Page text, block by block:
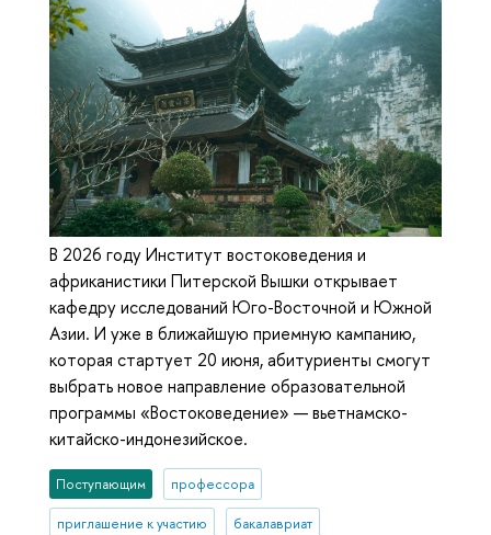
В 2026 году Институт востоковедения и
африканистики Питерской Вышки открывает
кафедру исследований Юго-Восточной и Южной
Азии. И уже в ближайшую приемную кампанию,
которая стартует 20 июня, абитуриенты смогут
выбрать новое направление образовательной
программы «Востоковедение» — вьетнамско-
китайско-индонезийское.
Поступающим профессора
приглашение к участию бакалавриат